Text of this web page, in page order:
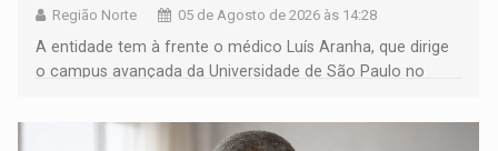
Região Norte 05 de Agosto de 2026 às 14:28
A entidade tem à frente o médico Luís Aranha, que dirige
o campus avançada da Universidade de São Paulo no